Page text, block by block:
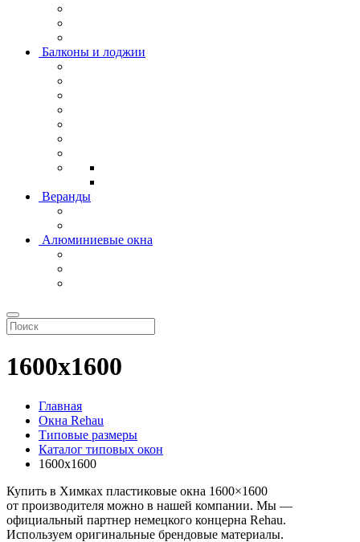
Балконы и лоджии
Веранды
Алюминиевые окна
1600х1600
Главная
Окна Rehau
Типовые размеры
Каталог типовых окон
1600х1600
Купить в Химках пластиковые окна 1600×1600
от производителя можно в нашей компании. Мы —
официальный партнер немецкого концерна Rehau.
Используем оригинальные брендовые материалы.